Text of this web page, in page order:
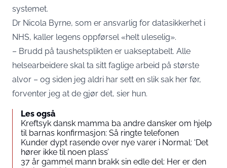
systemet.
Dr Nicola Byrne, som er ansvarlig for datasikkerhet i
NHS, kaller legens oppførsel «helt uleselig».
– Brudd på taushetsplikten er uakseptabelt. Alle
helsearbeidere skal ta sitt faglige arbeid på største
alvor – og siden jeg aldri har sett en slik sak her før,
forventer jeg at de gjør det, sier hun.
Les også
Kreftsyk dansk mamma ba andre dansker om hjelp
til barnas konfirmasjon: Så ringte telefonen
Kunder dypt rasende over nye varer i Normal: ‘Det
hører ikke til noen plass’
37 år gammel mann brakk sin edle del: Her er den